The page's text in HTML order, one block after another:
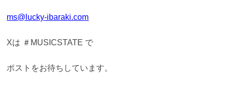
ms@lucky-ibaraki.com
Xは ＃MUSICSTATE で
ポストをお待ちしています。